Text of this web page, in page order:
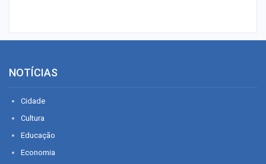
NOTÍCIAS
Cidade
Cultura
Educação
Economia